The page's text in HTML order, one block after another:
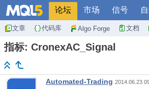
论坛 市场 信号
文章 代码库 Algo Forge 文档
指标: CronexAC_Signal
Automated-Trading 2014.06.23